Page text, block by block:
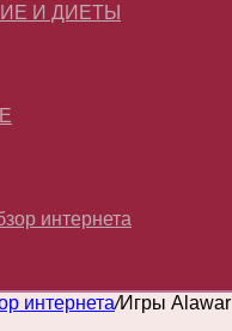
И ДИЕТЫ
интернета
интернета/Игры Alawar